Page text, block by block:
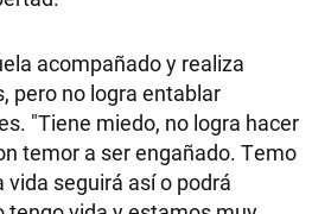
acompañado y realiza
pero no logra entablar
"Tiene miedo, no logra hacer
temor a ser engañado. Temo
vida seguirá así o podrá